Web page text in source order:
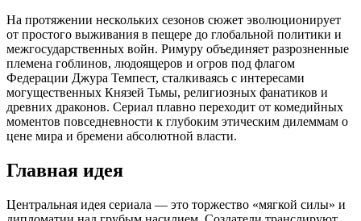
На протяжении нескольких сезонов сюжет эволюционирует
от простого выживания в пещере до глобальной политики и
межгосударственных войн. Римуру объединяет разрозненные
племена гоблинов, людоящеров и огров под флагом
Федерации Джура Темпест, сталкиваясь с интересами
могущественных Князей Тьмы, религиозных фанатиков и
древних драконов. Сериал плавно переходит от комедийных
моментов повседневности к глубоким этическим дилеммам о
цене мира и бремени абсолютной власти.
Главная идея
Центральная идея сериала — это торжество «мягкой силы» и